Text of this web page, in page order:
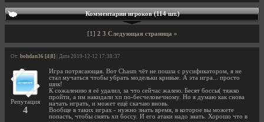
Комментарии игроков (114 шт.)
[1] 2 3 Следующая страница »
От: bohdan36 [4|8] | Дата 2019-12-12 17:38:37
Репутация
4
Игра потрясающая. Вот Chasm чёт не пошла с русификатором, я не
стал мучаться чтобы убрать модельки кривые. А эта игра... просто
шик!
К сожалению я её удалил, за что сейчас жалею. Бесят боссы( тяжко
пройти, а им накидали хп по-бесчеловечному. Но я думаю как снова
начать играть, и может ещё скачаю вновь.
Вообще в таких играх - нужно знать время, в которое вы можете
попасть, чтобы снять хп боссу. И его атаки надо знать. Хорошо что в